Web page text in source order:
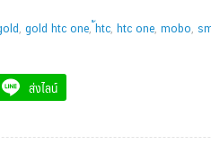
, gold htc one, ้htc, htc one, mobo,
ส่งไลน์